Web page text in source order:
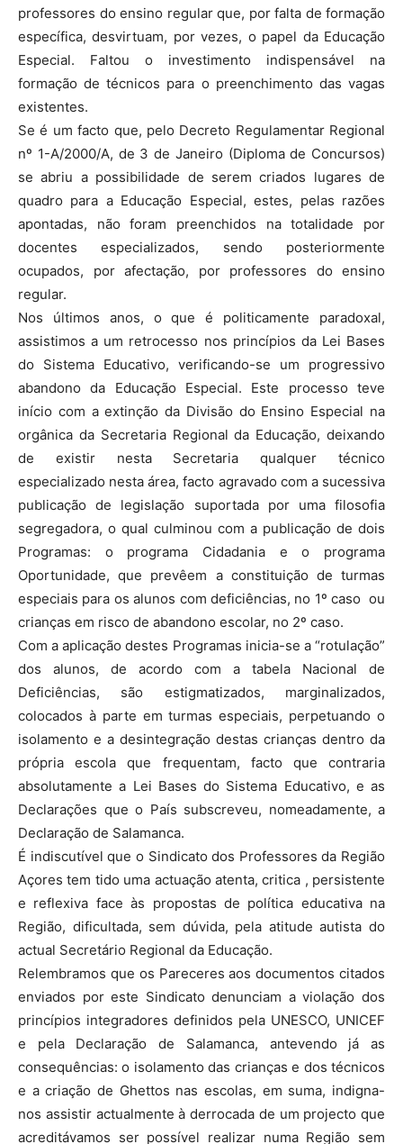
professores do ensino regular que, por falta de formação
específica, desvirtuam, por vezes, o papel da Educação
Especial. Faltou o investimento indispensável na
formação de técnicos para o preenchimento das vagas
existentes.
Se é um facto que, pelo Decreto Regulamentar Regional
nº 1-A/2000/A, de 3 de Janeiro (Diploma de Concursos)
se abriu a possibilidade de serem criados lugares de
quadro para a Educação Especial, estes, pelas razões
apontadas, não foram preenchidos na totalidade por
docentes especializados, sendo posteriormente
ocupados, por afectação, por professores do ensino
regular.
Nos últimos anos, o que é politicamente paradoxal,
assistimos a um retrocesso nos princípios da Lei Bases
do Sistema Educativo, verificando-se um progressivo
abandono da Educação Especial. Este processo teve
início com a extinção da Divisão do Ensino Especial na
orgânica da Secretaria Regional da Educação, deixando
de existir nesta Secretaria qualquer técnico
especializado nesta área, facto agravado com a sucessiva
publicação de legislação suportada por uma filosofia
segregadora, o qual culminou com a publicação de dois
Programas: o programa Cidadania e o programa
Oportunidade, que prevêem a constituição de turmas
especiais para os alunos com deficiências, no 1º caso ou
crianças em risco de abandono escolar, no 2º caso.
Com a aplicação destes Programas inicia-se a “rotulação”
dos alunos, de acordo com a tabela Nacional de
Deficiências, são estigmatizados, marginalizados,
colocados à parte em turmas especiais, perpetuando o
isolamento e a desintegração destas crianças dentro da
própria escola que frequentam, facto que contraria
absolutamente a Lei Bases do Sistema Educativo, e as
Declarações que o País subscreveu, nomeadamente, a
Declaração de Salamanca.
É indiscutível que o Sindicato dos Professores da Região
Açores tem tido uma actuação atenta, critica , persistente
e reflexiva face às propostas de política educativa na
Região, dificultada, sem dúvida, pela atitude autista do
actual Secretário Regional da Educação.
Relembramos que os Pareceres aos documentos citados
enviados por este Sindicato denunciam a violação dos
princípios integradores definidos pela UNESCO, UNICEF
e pela Declaração de Salamanca, antevendo já as
consequências: o isolamento das crianças e dos técnicos
e a criação de Ghettos nas escolas, em suma, indigna-
nos assistir actualmente à derrocada de um projecto que
acreditávamos ser possível realizar numa Região sem